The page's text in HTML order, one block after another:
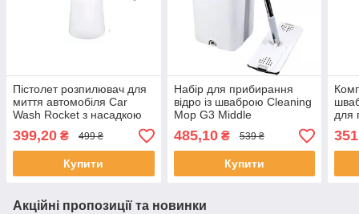
Пістолет розпилювач для
миття автомобіля Car
Wash Rocket з насадкою
399,20 ₴ 499 ₴
Купити
Набір для прибирання
відро із шваброю Cleaning
Mop G3 Middle
485,10₴ 539 ₴
Купити
для
Акційні пропозиції та новинки